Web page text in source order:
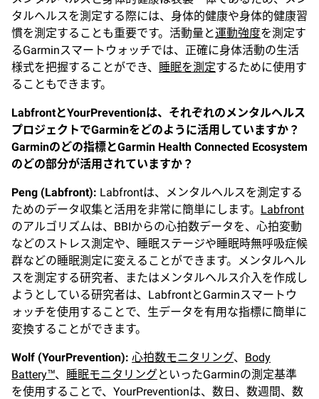
タルヘルスを測定する際には、身体的健康や身体的健康習
慣を測定することも重要です。活動量と運動強度を測定す
るGarminスマートウォッチでは、正確に身体活動の生活
様式を把握することができ、
睡眠を測定するために使用す
ることもできます。
LabfrontとYourPreventionは、それぞれのメンタルヘルス
プロジェクトでGarminをどのように活用していますか？
Garminのどの指標とGarmin Health Connected Ecosystem
のどの部分が活用されていますか？
Peng (Labfront): Labfrontは、メンタルヘルスを測定する
ためのデータ収集と活用を非常に簡単にします。 Labfront
のアルゴリズムは、BBIからの心拍数データを、心拍変動
などのストレス測定や、睡眠ステージや睡眠時無呼吸症候
群などの睡眠測定に変えることができます。メンタルヘル
スを測定する研究者、またはメンタルヘルス介入を作成し
ようとしている研究者は、LabfrontとGarminスマートウ
ォッチを使用することで、生データを有用な指標に簡単に
変換することができます。
Wolf (YourPrevention): 心拍数モニタリング、 Body
Battery™、 睡眠モニタリングといったGarminの測定基準
を使用することで、YourPreventionは、数日、数週間、数